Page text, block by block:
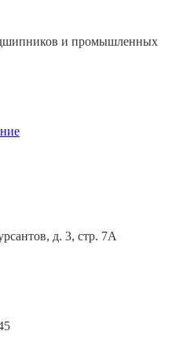
и промышленных
д. 3, стр. 7А